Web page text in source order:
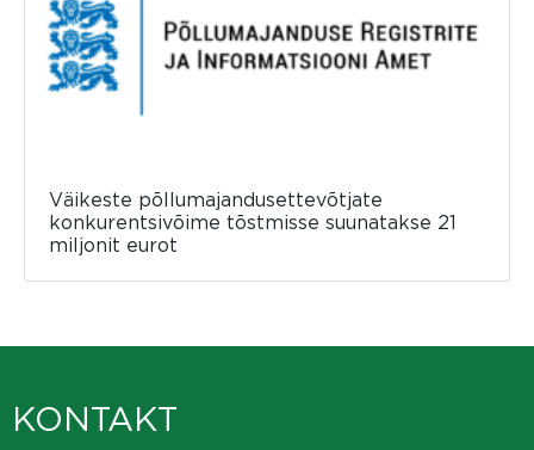
Väikeste põllumajandusettevõtjate
konkurentsivõime tõstmisse suunatakse 21
miljonit eurot
KONTAKT